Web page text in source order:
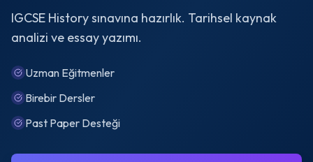
IGCSE History sınavına hazırlık. Tarihsel kaynak
analizi ve essay yazımı.
Uzman Eğitmenler
Birebir Dersler
Past Paper Desteği